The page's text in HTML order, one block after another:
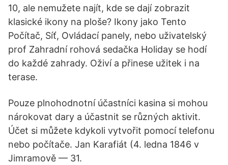
10, ale nemužete najít, kde se dají zobrazit
klasické ikony na ploše? Ikony jako Tento
Počítač, Síť, Ovládací panely, nebo uživatelský
prof Zahradní rohová sedačka Holiday se hodí
do každé zahrady. Oživí a přinese užitek i na
terase.
Pouze plnohodnotní účastníci kasina si mohou
nárokovat dary a účastnit se různých aktivit.
Účet si můžete kdykoli vytvořit pomocí telefonu
nebo počítače. Jan Karafiát (4. ledna 1846 v
Jimramově — 31.